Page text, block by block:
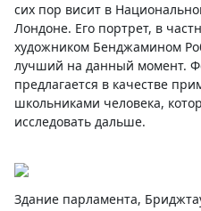
сих пор висит в
Лондоне. Его портрет, в
художником Бенджамином
лучший на данный момент.
предлагается в качестве
школьниками человека,
исследовать дальше.
Здание парламента,